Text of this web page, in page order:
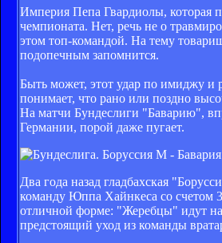
Империя Пепа Гвардиолы, которая
чемпионата. Нет, речь не о
этом топ-командой. На тему
подопечным запомнится.
Быть может, этот удар по имиджу и
понимает, что рано или поздно
На матчи Бундеслиги "Баварию",
Германии, порой даже пугает.
Два года назад гладбахская
команду Юппа Хайнкеса со счетом
отличной форме: "Жеребцы" идут на
предстоящий уход из команды